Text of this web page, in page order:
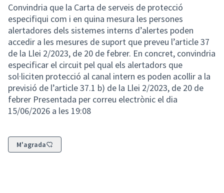
Convindria que la Carta de serveis de protecció
especifiqui com i en quina mesura les persones
alertadores dels sistemes interns d’alertes poden
accedir a les mesures de suport que preveu l’article 37
de la Llei 2/2023, de 20 de febrer. En concret, convindria
especificar el circuit pel qual els alertadors que
sol·liciten protecció al canal intern es poden acollir a la
previsió de l’article 37.1 b) de la Llei 2/2023, de 20 de
febrer Presentada per correu electrònic el dia
15/06/2026 a les 19:08
M'agrada